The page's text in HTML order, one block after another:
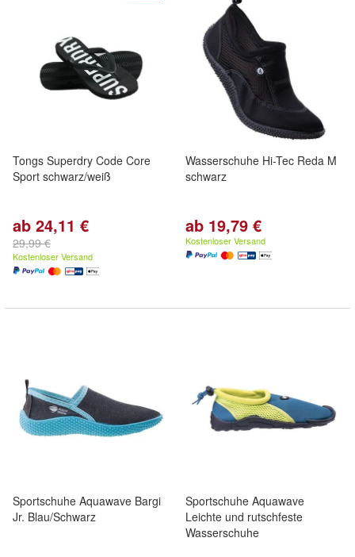
Tongs Superdry Code Core
Sport schwarz/weiß
ab 24,11 €
29,99 €
Kostenloser Versand
Wasserschuhe Hi-Tec Reda M
schwarz
ab 19,79 €
Kostenloser Versand
Sportschuhe Aquawave Bargi
Jr. Blau/Schwarz
Sportschuhe Aquawave
Leichte und rutschfeste
Wasserschuhe